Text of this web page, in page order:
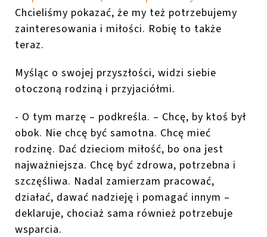
Chcieliśmy pokazać, że my też potrzebujemy
zainteresowania i miłości. Robię to także
teraz.
Myśląc o swojej przyszłości, widzi siebie
otoczoną rodziną i przyjaciółmi.
- O tym marzę – podkreśla. – Chcę, by ktoś był
obok. Nie chcę być samotna. Chcę mieć
rodzinę. Dać dzieciom miłość, bo ona jest
najważniejsza. Chcę być zdrowa, potrzebna i
szczęśliwa. Nadal zamierzam pracować,
działać, dawać nadzieję i pomagać innym –
deklaruje, chociaż sama również potrzebuje
wsparcia.